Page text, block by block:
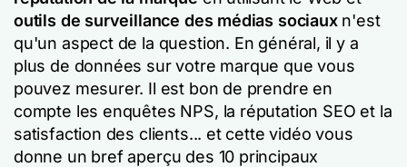
outils de surveillance des médias sociauxn'est
qu'un aspect de la question. En général, il y a
plus de données sur votre marque que vous
pouvez mesurer. Il est bon de prendre en
compte les enquêtes NPS, la réputation SEO et la
satisfaction des clients... et cette vidéo vous
donne un bref aperçu des 10 principaux